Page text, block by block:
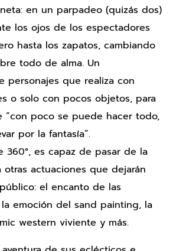
en un parpadeo (quizás dos)
los ojos de los espectadores
hasta los zapatos, cambiando
todo de alma. Un
personajes que realiza con
o solo con pocos objetos, para
“con poco se puede hacer todo,
por la fantasía”.
360°, es capaz de pasar de la
otras actuaciones que dejarán
el encanto de las
la emoción del sand painting, la
western viviente y más.